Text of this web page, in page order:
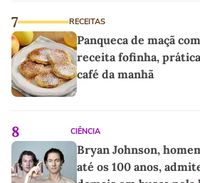
7 RECEITAS
Panqueca de maçã
receita fofinha,
café da manhã
8 CIÊNCIA
Bryan Johnson,
até os 100 anos,